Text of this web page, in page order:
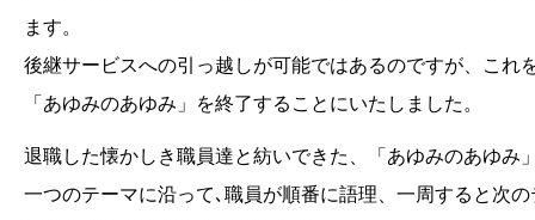
ます。
後継サービスへの引っ越しが可能ではあるのですが、これ
「あゆみのあゆみ」を終了することにいたしました。
退職した懐かしき職員達と紡いできた、「あゆみのあゆみ
一つのテーマに沿って､職員が順番に語理、一周すると次の